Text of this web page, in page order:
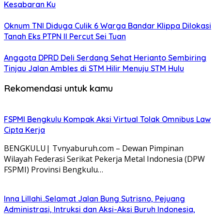
Kesabaran Ku
Oknum TNI Diduga Culik 6 Warga Bandar Klippa Dilokasi
Tanah Eks PTPN II Percut Sei Tuan
Anggota DPRD Deli Serdang Sehat Herianto Sembiring
Tinjau Jalan Ambles di STM Hilir Menuju STM Hulu
Rekomendasi untuk kamu
FSPMI Bengkulu Kompak Aksi Virtual Tolak Omnibus Law
Cipta Kerja
BENGKULU| Tvnyaburuh.com – Dewan Pimpinan
Wilayah Federasi Serikat Pekerja Metal Indonesia (DPW
FSPMI) Provinsi Bengkulu…
Inna Lillahi..Selamat Jalan Bung Sutrisno, Pejuang
Administrasi, Intruksi dan Aksi-Aksi Buruh Indonesia,